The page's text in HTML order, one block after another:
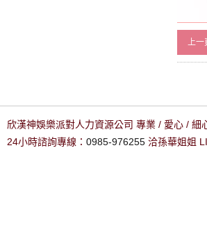
上一
欣漢神娛樂派對人力資源公司 專業 / 愛心 /
24小時諮詢專線： 0985-976255 洽孫華姐姐